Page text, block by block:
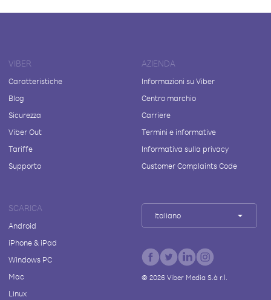
VIBER
Caratteristiche
Blog
Sicurezza
Viber Out
Tariffe
Supporto
AZIENDA
Informazioni su Viber
Centro marchio
Carriere
Termini e informative
Informativa sulla privacy
Customer Complaints Code
SCARICA
Android
iPhone & iPad
Windows PC
Mac
Linux
Italiano
© 2026Viber Media S.à r.l.